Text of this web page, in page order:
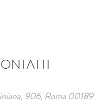
906, Roma 00189